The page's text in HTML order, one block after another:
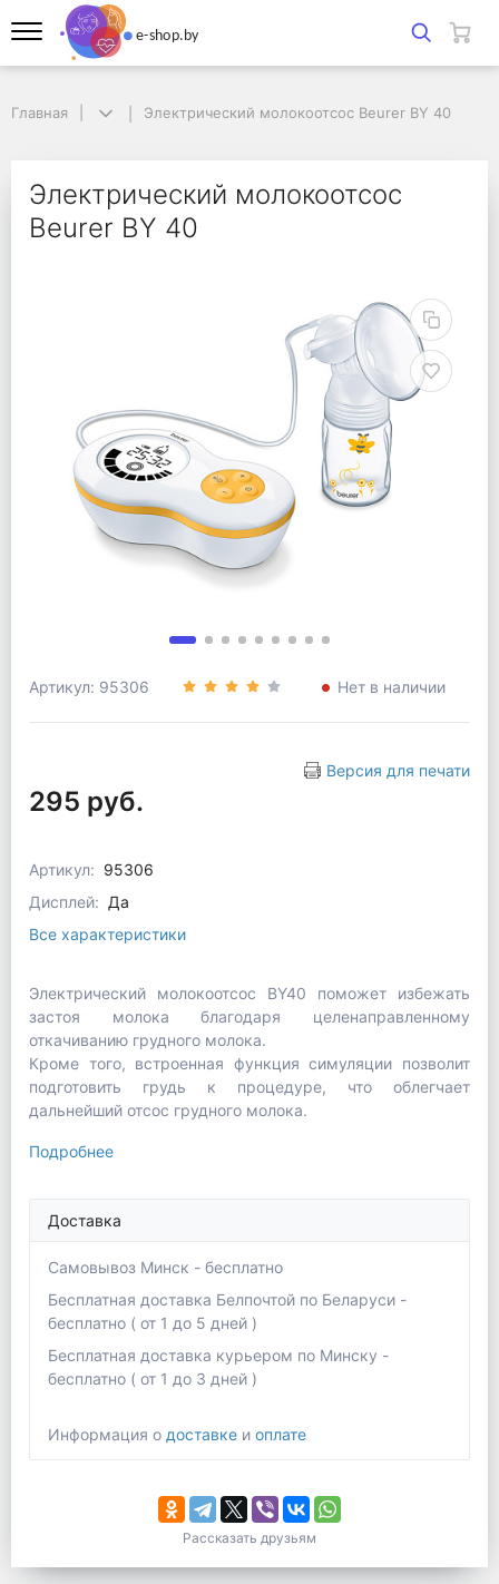
Электрический молокоотсос Beurer BY 40
Главная Электрический молокоотсос Beurer BY 40
Электрический молокоотсос
Beurer BY 40
Артикул: 95306 Нет в наличии
Версия для печати
295 руб.
Артикул: 95306
Дисплей: Да
Все характеристики
Электрический молокоотсос BY40 поможет избежать
застоя молока благодаря целенаправленному
откачиванию грудного молока.
Кроме того, встроенная функция симуляции позволит
подготовить грудь к процедуре, что облегчает
дальнейший отсос грудного молока.
Подробнее
Доставка
Самовывоз Минск - бесплатно
Бесплатная доставка Белпочтой по Беларуси -
бесплатно ( от 1 до 5 дней )
Бесплатная доставка курьером по Минску -
бесплатно ( от 1 до 3 дней )
Информация о доставке и оплате
Рассказать друзьям